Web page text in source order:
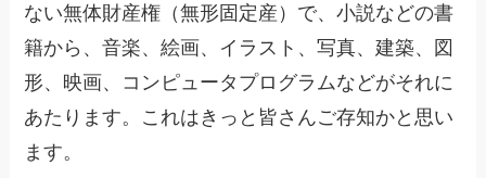
ない無体財産権（無形固定産）で、小説などの書
籍から、音楽、絵画、イラスト、写真、建築、図
形、映画、コンピュータプログラムなどがそれに
あたります。これはきっと皆さんご存知かと思い
ます。